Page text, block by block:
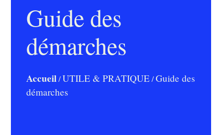
Guide des
démarches
Accueil/UTILE & PRATIQUE/Guide des
démarches